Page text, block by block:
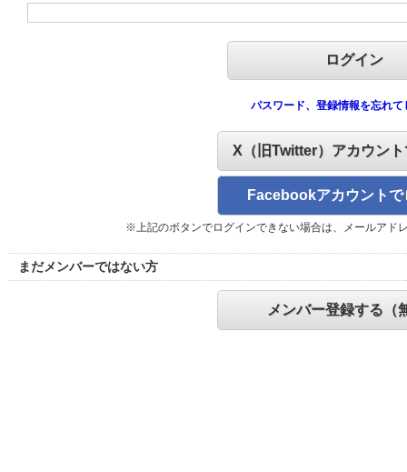
パスワード、登録情報を忘れて
X（旧Twitter）アカウン
Facebookアカウントで
※上記のボタンでログインできない場合は、メールアド
まだメンバーではない方
メンバー登録する（